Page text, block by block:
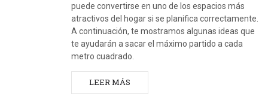
puede convertirse en uno de los espacios más
atractivos del hogar si se planifica correctamente.
A continuación, te mostramos algunas ideas que
te ayudarán a sacar el máximo partido a cada
metro cuadrado.
LEER MÁS